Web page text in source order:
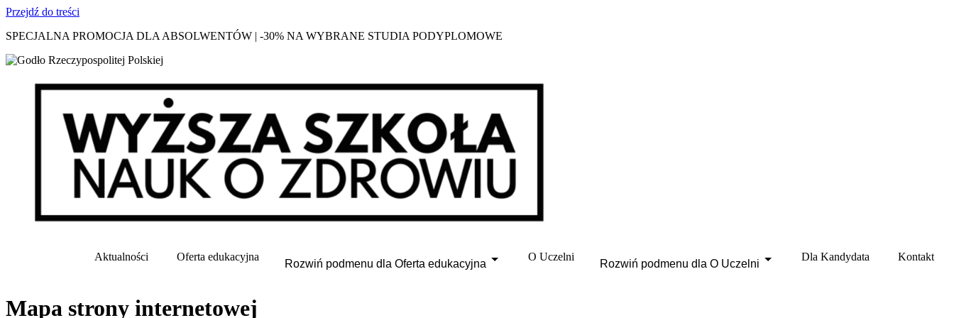
Przejdź do treści
SPECJALNA PROMOCJA DLA ABSOLWENTÓW | -30% NA WYBRANE STUDIA PODYPLOMOWE
Aktualności Oferta edukacyjna
Rozwiń podmenu dla Oferta edukacyjna
O Uczelni
Rozwiń podmenu dla O Uczelni
Dla Kandydata Kontakt
Mapa strony internetowej